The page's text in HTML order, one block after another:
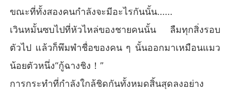
ขณะที่ทั้งสองคนกำลังจะมีอะไรกันนั้น......
เวินหมั้นซบไปที่หัวไหล่ของชายคนนั้น ลืมทุกสิ่งรอบ
ตัวไป แล้วก็พึมพำชื่อของคน ๆ นั้นออกมาเหมือนแมว
น้อยตัวหนึ่ง“กู้ฉางชิง！”
การกระทำที่กำลังใกล้ชิดกันทั้งหมดสิ้นสุดลงอย่าง